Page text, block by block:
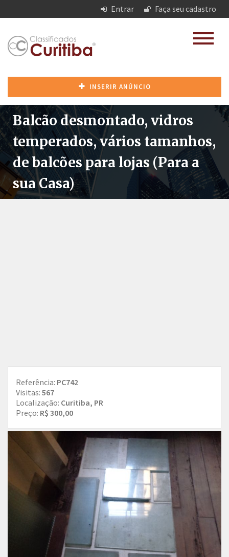
Entrar Faça seu cadastro
INSERIR ANÚNCIO
Balcão desmontado, vidros
temperados, vários tamanhos,
de balcões para lojas (Para a
sua Casa)
Referência: PC742
Visitas: 567
Localização: Curitiba, PR
Preço: R$ 300,00